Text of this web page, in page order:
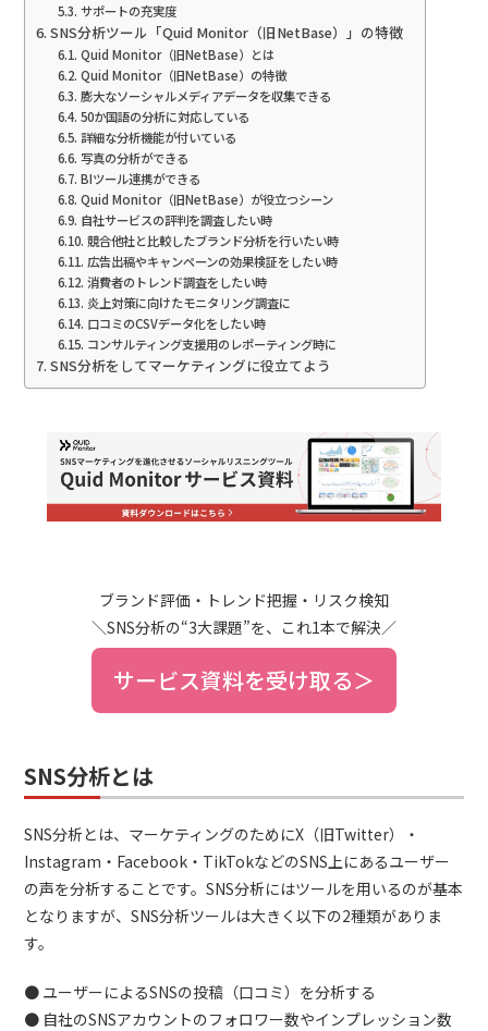
サポートの充実度
SNS分析ツール「Quid Monitor（旧NetBase）」の特徴
Quid Monitor（旧NetBase）とは
Quid Monitor（旧NetBase）の特徴
膨大なソーシャルメディアデータを収集できる
50か国語の分析に対応している
詳細な分析機能が付いている
写真の分析ができる
BIツール連携ができる
Quid Monitor（旧NetBase）が役立つシーン
自社サービスの評判を調査したい時
競合他社と比較したブランド分析を行いたい時
広告出稿やキャンペーンの効果検証をしたい時
消費者のトレンド調査をしたい時
炎上対策に向けたモニタリング調査に
口コミのCSVデータ化をしたい時
コンサルティング支援用のレポーティング時に
SNS分析をしてマーケティングに役立てよう
ブランド評価・トレンド把握・リスク検知
＼SNS分析の“3大課題”を、これ1本で解決／
サービス資料を受け取る＞
SNS分析とは
SNS分析とは、マーケティングのためにX（旧Twitter）・
Instagram・Facebook・TikTokなどのSNS上にあるユーザー
の声を分析することです。SNS分析にはツールを用いるのが基本
となりますが、SNS分析ツールは大きく以下の2種類がありま
す。
● ユーザーによるSNSの投稿（口コミ）を分析する
● 自社のSNSアカウントのフォロワー数やインプレッション数